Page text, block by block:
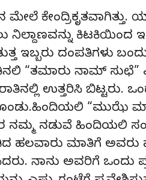
ಮೇಲೆ ಕೇಂದ್ರಿಕೃತವಾಗಿತ್ತು.
ನಿಲ್ದಾಣವನ್ನು ಕಿಟಕಿಯಿಂದ
ಇಬ್ಬರು ದಂಪತಿಗಳು ಬಂದು
“ತಮಾರು ನಾಮ್ ಸುಛೆ”
ಉತ್ತರಿಸಿ ಬಿಟ್ಟರು.
“ಮುಝೆ
ನಮ್ಮ ನಡುವೆ ಹಿಂದಿಯಲಿ
ಹಲವಾರು ಮಾತಿಗೆ ಅವರು
ನಾನು ಅವರಿಗೆ ಒಂದು